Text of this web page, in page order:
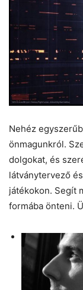
Nehéz
önmagunkról.
dolgokat, és
látványtervező
játékokon. Segít
formába önteni.